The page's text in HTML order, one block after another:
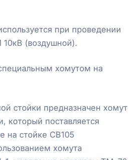
при проведении
(воздушной).
хомутом на
стойки предназначен хомут
который поставляется
на стойке СВ105
хомута